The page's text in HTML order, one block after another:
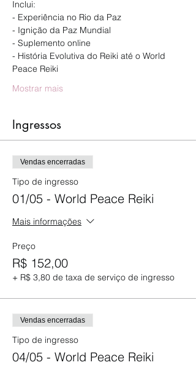
Inclui:
- Experiência no Rio da Paz
- Ignição da Paz Mundial
- Suplemento online
- História Evolutiva do Reiki até o World
Peace Reiki
Mostrar mais
Ingressos
Vendas encerradas
Tipo de ingresso
01/05 - World Peace Reiki
Mais informações
Preço
R$ 152,00
+ R$ 3,80 de taxa de serviço de ingresso
Vendas encerradas
Tipo de ingresso
04/05 - World Peace Reiki